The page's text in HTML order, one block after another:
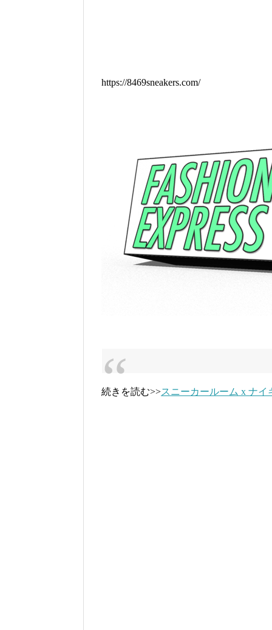
https://8469sneakers.com/
続きを読む>>スニーカールーム x ナイ